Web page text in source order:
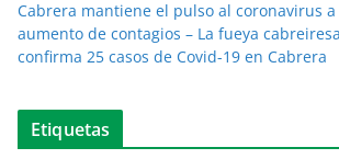
Cabrera mantiene el pulso al coronavirus
aumento de contagios – La fueya cabreiresa
confirma 25 casos de Covid-19 en Cabrera
Etiquetas